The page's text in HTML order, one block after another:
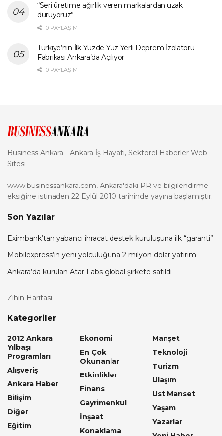
“Seri üretime ağırlık veren markalardan uzak
duruyoruz”
0 PAYLAŞIM
Türkiye’nin İlk Yüzde Yüz Yerli Deprem İzolatörü
Fabrikası Ankara’da Açılıyor
0 PAYLAŞIM
Business Ankara - Ankara İş Hayatı, Sektörel Haberler Web
Sitesi
www.businessankara.com, Ankara'daki PR ve bilgilendirme
eksiğine istinaden 22 Eylül 2010 tarihinde yayına başlamıştır.
Son Yazılar
Eximbank’tan yabancı ihracat destek kuruluşuna ilk “garanti”
Mobilexpress’in yeni yolculuğuna 2 milyon dolar yatırım
Ankara’da kurulan Atar Labs global şirkete satıldı
Zihin Haritası
Kategoriler
2012 Ankara
Yılbaşı
Programları
Alışveriş
Ankara Haber
Bilişim
Diğer
Eğitim
Ekonomi
En Çok
Okunanlar
Etkinlikler
Finans
Gayrimenkul
İnşaat
Konaklama
Manşet
Teknoloji
Turizm
Ulaşım
Ust Manset
Yaşam
Yazarlar